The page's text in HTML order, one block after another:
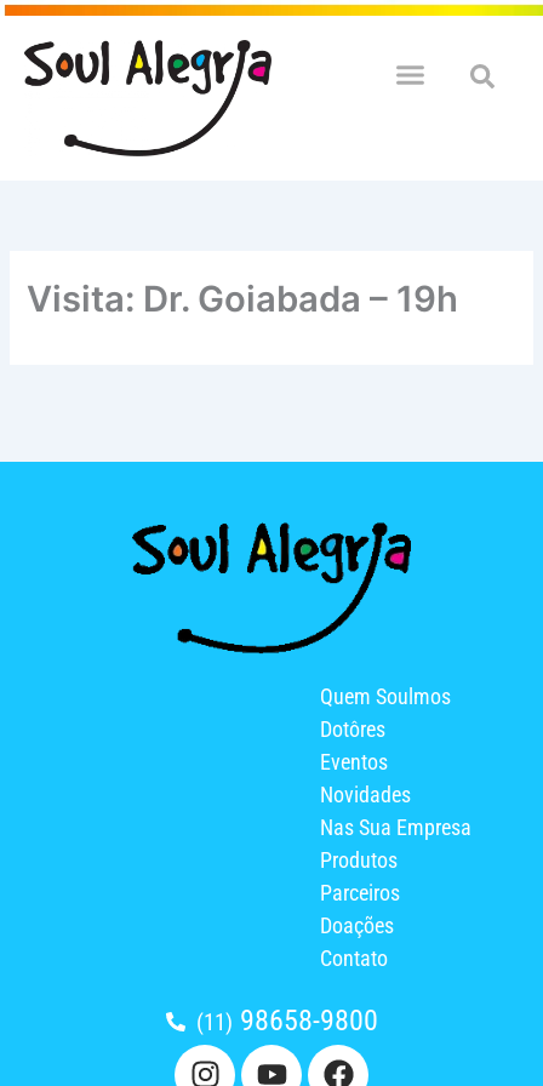
Ir
para
Visita: Dr. Goiabada – 19h
Quem Soulmos
Dotôres
Eventos
Novidades
Nas Sua Empresa
Produtos
Parceiros
Doações
Contato
(11) 98658-9800
I
Y
F